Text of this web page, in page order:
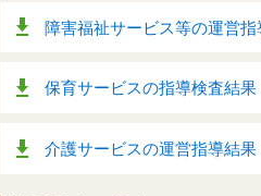
障害福祉サービス等の運営指
保育サービスの指導検査結果
介護サービスの運営指導結果